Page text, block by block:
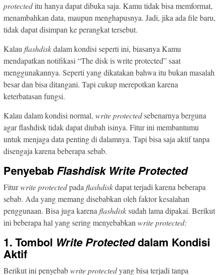
protecteditu hanya dapat dibuka saja. Kamu tidak bisa memformat,
menambahkan data, maupun menghapusnya. Jadi, jika ada file baru,
tidak dapat disimpan ke perangkat tersebut.
Kalau flashdiskdalam kondisi seperti ini, biasanya Kamu
mendapatkan notifikasi “The disk is write protected” saat
menggunakannya. Seperti yang dikatakan bahwa itu bukan masalah
besar dan bisa ditangani. Tapi cukup merepotkan karena
keterbatasan fungsi.
Kalau dalam kondisi normal, writeprotectedsebenarnya berguna
agar flashdisk tidak dapat diubah isinya. Fitur ini membantumu
untuk menjaga data penting di dalamnya. Tapi bisa saja aktif tanpa
disengaja karena beberapa sebab.
PenyebabFlashdisk Write Protected
Fiturwriteprotectedpada flashdiskdapat terjadi karena beberapa
sebab. Ada yang memang disebabkan oleh faktor kesalahan
penggunaan. Bisa juga karena flashdisksudah lama dipakai. Berikut
ini beberapa hal yang sering menyebabkan write protected:
1. Tombol WriteProtecteddalam Kondisi
Aktif
Berikut ini penyebabwriteprotectedyang bisa terjadi tanpa